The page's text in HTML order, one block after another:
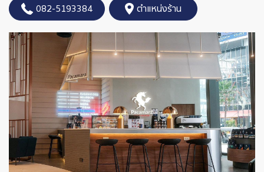
082-5193384 ตำแหน่งร้าน